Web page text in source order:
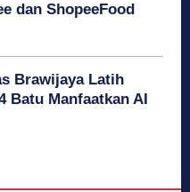
dan ShopeeFood
Brawijaya Latih
Batu Manfaatkan AI